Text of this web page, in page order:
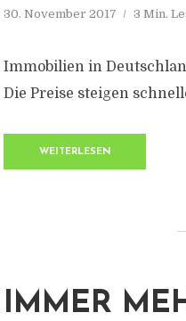
30. November 2017 3 Min.
Immobilien in
Die Preise steigen
WEITERLESEN
IMMER